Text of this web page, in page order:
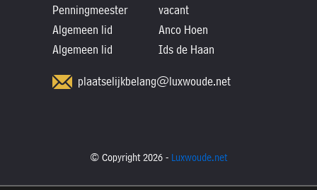
Penningmeester
vacant
Algemeen lid
Anco Hoen
Algemeen lid
Ids de Haan
plaatselijkbelang@luxwoude.net
© Copyright 2026 - Luxwoude.net